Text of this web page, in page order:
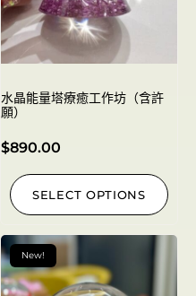
水晶能量塔療癒工作坊（含許
願）
$890.00
SELECT OPTIONS
New!